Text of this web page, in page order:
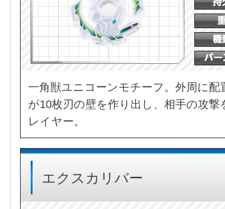
一角獣ユニコーンモチーフ。外周に
が10枚刃の壁を作り出し、相手の攻
レイヤー。
エクスカリバー